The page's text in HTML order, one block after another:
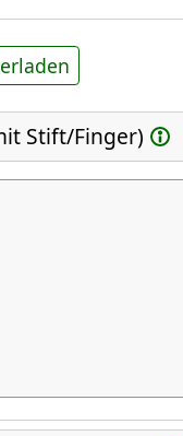
Stift/Finger)